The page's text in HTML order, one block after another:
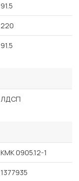
91.5
220
91.5
ЛДСП
КМК 0905.12-1
1377935